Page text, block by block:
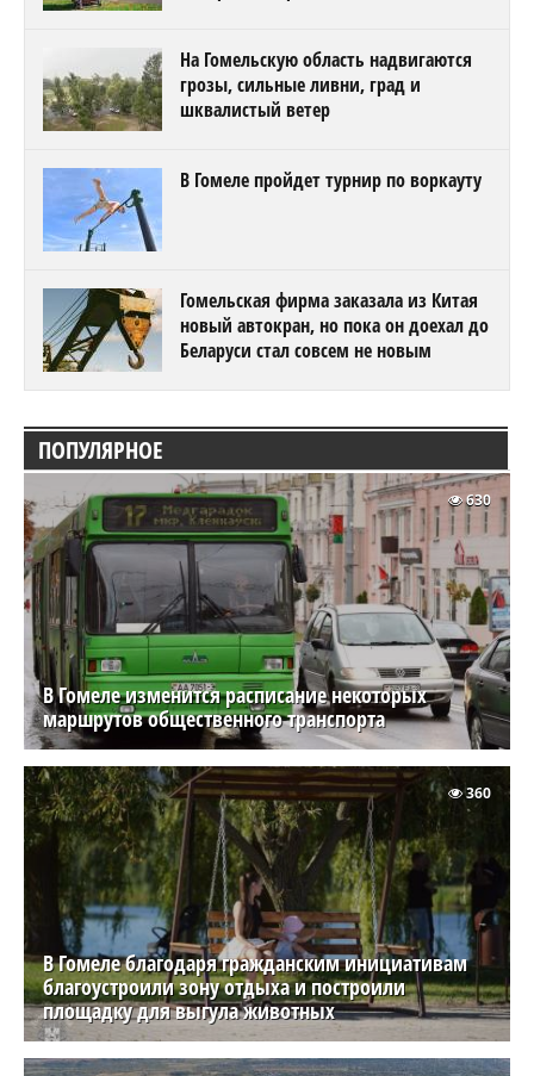
На Гомельскую область надвигаются
грозы, сильные ливни, град и
шквалистый ветер
В Гомеле пройдет турнир по воркауту
Гомельская фирма заказала из Китая
новый автокран, но пока он доехал до
Беларуси стал совсем не новым
ПОПУЛЯРНОЕ
В Гомеле изменится расписание некоторых
маршрутов общественного транспорта
630
В Гомеле благодаря гражданским инициативам
благоустроили зону отдыха и построили
площадку для выгула животных
360